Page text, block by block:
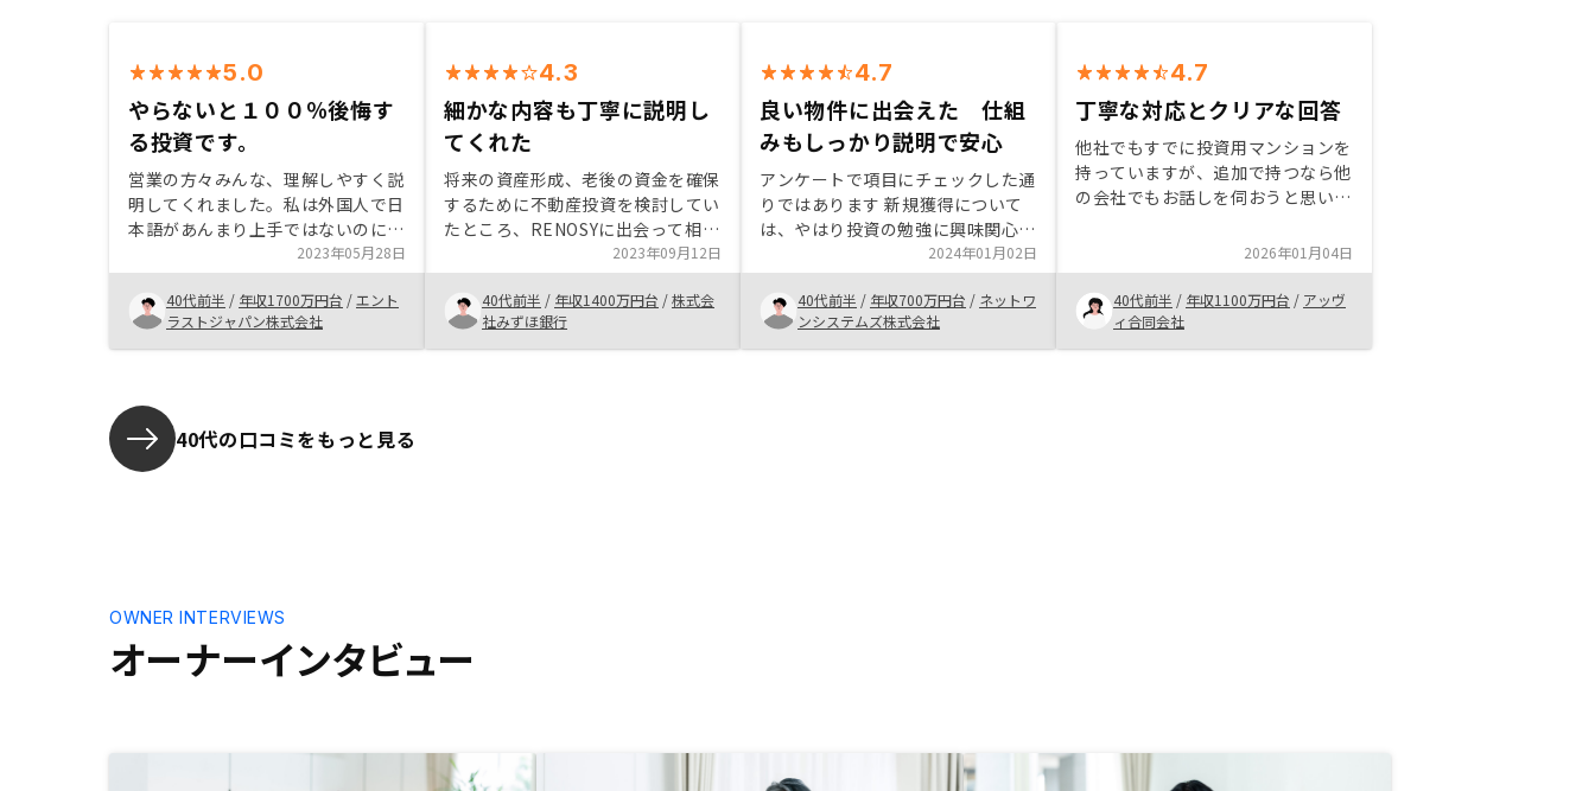
5.0
やらないと１００％後悔す
る投資です。
営業の方々みんな、理解しやすく説
明してくれました。私は外国人で日
本語があんまり上手ではないのに何
回も優しく説明してくれまして信頼
性が持ちました。紹介する物件につ
いても本当に位置や周りの環境、都
心から離れてないところなど私の要
求に当てはまる物件でしたので迷わ
2023年05月28日
40代前半 / 年収1700万円台 /エント
ラストジャパン株式会社
4.3
細かな内容も丁寧に説明し
てくれた
将来の資産形成、老後の資金を確保
するために不動産投資を検討してい
たところ、RENOSYに出会って相談
しました。不動産知識は持っていた
ので、投資にあたって気になること
をかなり細かく質問させてもらいま
したが、スムーズかつ納得できる回
答をいただき、不安感なく購入を決
2023年09月12日
40代前半 / 年収1400万円台 /株式会
社みずほ銀行
4.7
良い物件に出会えた 仕組
みもしっかり説明で安心
アンケートで項目にチェックした通
りではあります 新規獲得について
は、やはり投資の勉強に興味関心を
もっていないひとには何を言っても
ムダとなる気はする 契約時の手続
きが電子で済む点も多くてよかっ
た、初めてのひとにこの点を伝える
のが難しい気はするが、 既に1件他
2024年01月02日
40代前半 / 年収700万円台 / ネットワ
ンシステムズ株式会社
4.7
丁寧な対応とクリアな回答
他社でもすでに投資用マンションを
持っていますが、追加で持つなら他
の会社でもお話しを伺おうと思いリ
ら側の予定に合わせて対応して下さ
り、担当の方もとても丁寧で、不明
点もクリアにすぐに回答して下さ
り、信頼がおけると思い、リノシー
さんで追加購入する方に決めまし
2026年01月04日
40代前半 / 年収1100万円台 / アッヴ
ィ合同会社
40代の口コミをもっと見る
オーナーインタビュー
OWNER INTERVIEWS